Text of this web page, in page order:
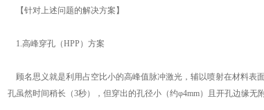
【针对上述问题的解决方案】
1.高峰穿孔（HPP）方案
顾名思义就是利用占空比小的高峰值脉冲激光，辅以喷射在材料表
孔虽然时间稍长（3秒），但穿出的孔径小（约φ4mm）且开孔边缘